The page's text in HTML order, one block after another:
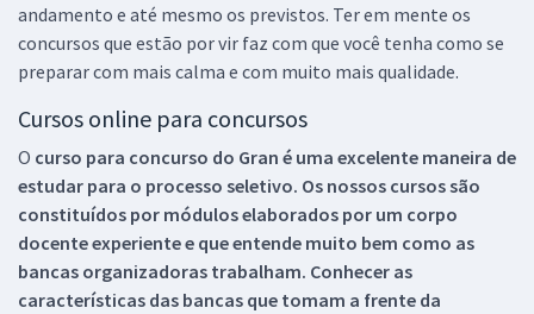
andamento e até mesmo os previstos. Ter em mente os
concursos que estão por vir faz com que você tenha como se
preparar com mais calma e com muito mais qualidade.
Cursos online para concursos
O curso para concurso do Gran é uma excelente maneira de
estudar para o processo seletivo. Os nossos cursos são
constituídos por módulos elaborados por um corpo
docente experiente e que entende muito bem como as
bancas organizadoras trabalham. Conhecer as
características das bancas que tomam a frente da